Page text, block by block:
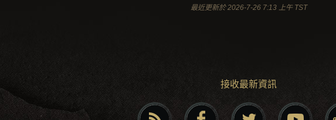
最近更新於 2026-7-26 7:13 上午 TST
接收最新資訊